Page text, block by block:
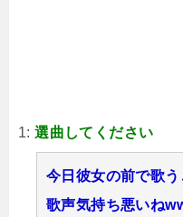
1:選曲してください
今日彼女の前で歌う
歌声気持ち悪いね